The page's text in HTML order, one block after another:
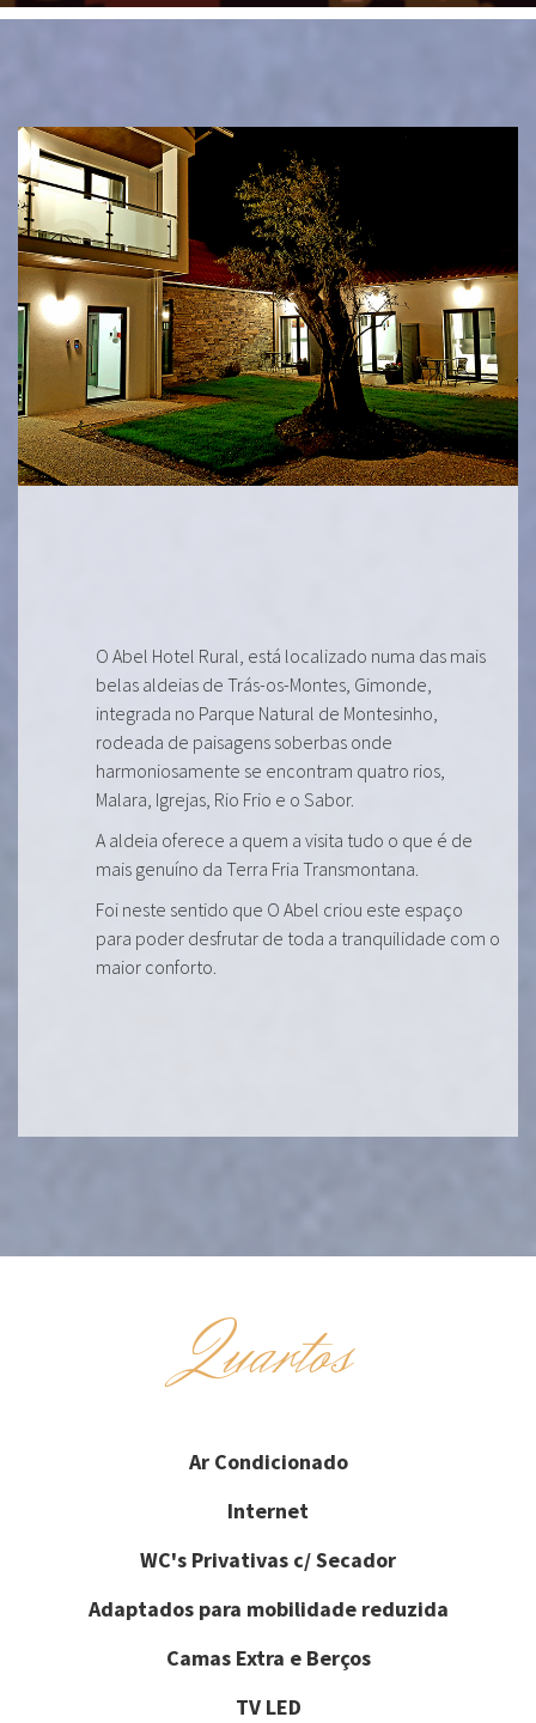
O Abel Hotel Rural, está localizado numa das mais
belas aldeias de Trás-os-Montes, Gimonde,
integrada no Parque Natural de Montesinho,
rodeada de paisagens soberbas onde
harmoniosamente se encontram quatro rios,
Malara, Igrejas, Rio Frio e o Sabor.
A aldeia oferece a quem a visita tudo o que é de
mais genuíno da Terra Fria Transmontana.
Foi neste sentido que O Abel criou este espaço
para poder desfrutar de toda a tranquilidade com o
maior conforto.
Quartos
Ar Condicionado
Internet
WC's Privativas c/ Secador
Adaptados para mobilidade reduzida
Camas Extra e Berços
TV LED